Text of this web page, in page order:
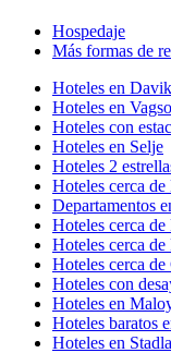
Hospedaje
Más formas de
Hoteles en Davik
Hoteles en
Hoteles con
Hoteles en Selje
Hoteles 2
Hoteles cerca
Departamentos
Hoteles cerca
Hoteles cerca de
Hoteles cerca
Hoteles con
Hoteles en
Hoteles baratos
Hoteles en